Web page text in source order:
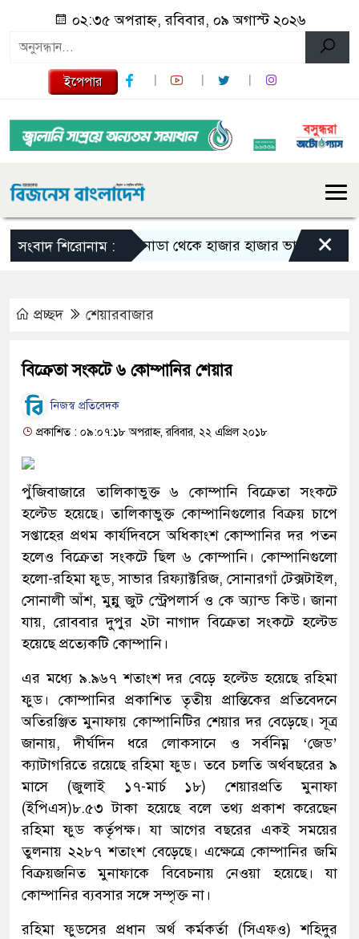
০২:৩৫ অপরাহ্ন, রবিবার, ০৯ অগাস্ট ২০২৬
ইপেপার
সংবাদ শিরোনাম :কানাডা থেকে হাজার হাজার ভারতীয় নাগরিক
×
প্রচ্ছদ শেয়ারবাজার
বিক্রেতা সংকটে ৬ কোম্পানির শেয়ার
নিজস্ব প্রতিবেদক
প্রকাশিত : ০৯:০৭:১৮ অপরাহ্ন, রবিবার, ২২ এপ্রিল ২০১৮
পুঁজিবাজারে তালিকাভুক্ত ৬ কোম্পানি বিক্রেতা সংকটে
হল্টেড হয়েছে। তালিকাভুক্ত কোম্পানিগুলোর বিক্রয় চাপে
সপ্তাহের প্রথম কার্যদিবসে অধিকাংশ কোম্পানির দর পতন
হলেও বিক্রেতা সংকটে ছিল ৬ কোম্পানি। কোম্পানিগুলো
হলো-রহিমা ফুড, সাভার রিফ্যাক্টরিজ, সোনারগাঁ টেক্সটাইল,
সোনালী আঁশ, মুন্নু জুট স্ট্রেপলার্স ও কে অ্যান্ড কিউ। জানা
যায়, রোববার দুপুর ২টা নাগাদ বিক্রেতা সংকটে হল্টেড
হয়েছে প্রত্যেকটি কোম্পানি।
এর মধ্যে ৯.৯৬৭ শতাংশ দর বেড়ে হল্টেড হয়েছে রহিমা
ফুড। কোম্পানির প্রকাশিত তৃতীয় প্রান্তিকের প্রতিবেদনে
অতিরঞ্জিত মুনাফায় কোম্পানিটির শেয়ার দর বেড়েছে। সূত্র
জানায়, দীর্ঘদিন ধরে লোকসানে ও সর্বনিম্ন ‘জেড’
ক্যাটাগরিতে রয়েছে রহিমা ফুড। তবে চলতি অর্থবছরের ৯
মাসে (জুলাই ১৭-মার্চ ১৮) শেয়ারপ্রতি মুনাফা
(ইপিএস)৮.৫৩ টাকা হয়েছে বলে তথ্য প্রকাশ করেছেন
রহিমা ফুড কর্তৃপক্ষ। যা আগের বছরের একই সময়ের
তুলনায় ২২৮৭ শতাংশ বেড়েছে। এক্ষেত্রে কোম্পানির জমি
বিক্রয়জনিত মুনাফাকে বিবেচনায় নেওয়া হয়েছে। যা
কোম্পানির ব্যবসার সঙ্গে সম্পৃক্ত না।
রহিমা ফুডসের প্রধান অর্থ কর্মকর্তা (সিএফও) শহিদুর